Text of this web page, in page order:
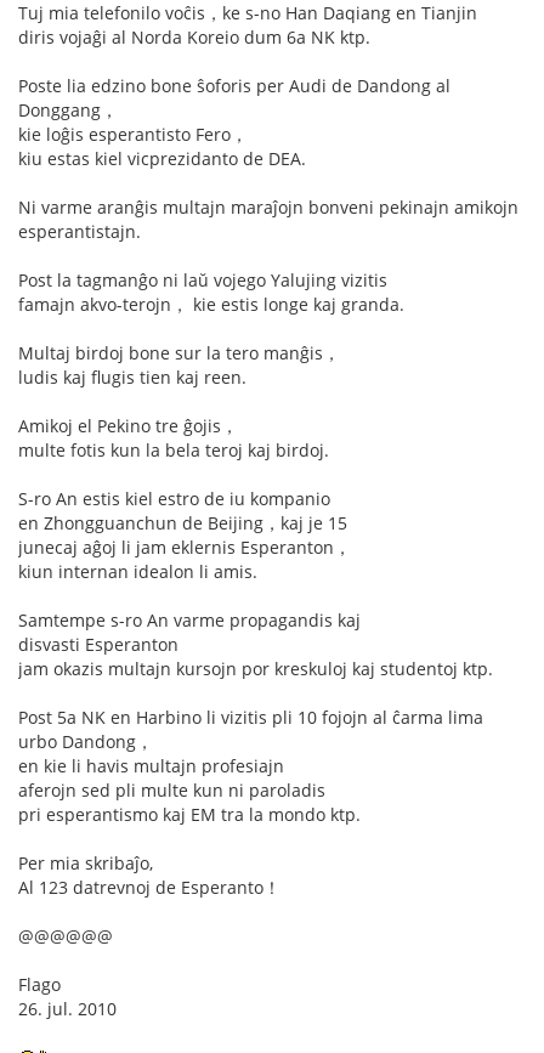
Tuj mia telefonilo voĉis，ke s-no Han Daqiang en Tianjin
diris vojaĝi al Norda Koreio dum 6a NK ktp.
Poste lia edzino bone ŝoforis per Audi de Dandong al
Donggang，
kie loĝis esperantisto Fero，
kiu estas kiel vicprezidanto de DEA.
Ni varme aranĝis multajn maraĵojn bonveni pekinajn amikojn
esperantistajn.
Post la tagmanĝo ni laŭ vojego Yalujing vizitis
famajn akvo-terojn， kie estis longe kaj granda.
Multaj birdoj bone sur la tero manĝis，
ludis kaj flugis tien kaj reen.
Amikoj el Pekino tre ĝojis，
multe fotis kun la bela teroj kaj birdoj.
S-ro An estis kiel estro de iu kompanio
en Zhongguanchun de Beijing，kaj je 15
junecaj aĝoj li jam eklernis Esperanton，
kiun internan idealon li amis.
Samtempe s-ro An varme propagandis kaj
disvasti Esperanton
jam okazis multajn kursojn por kreskuloj kaj studentoj ktp.
Post 5a NK en Harbino li vizitis pli 10 fojojn al ĉarma lima
urbo Dandong，
en kie li havis multajn profesiajn
aferojn sed pli multe kun ni paroladis
pri esperantismo kaj EM tra la mondo ktp.
Per mia skribaĵo,
Al 123 datrevnoj de Esperanto！
@@@@@@
Flago
26. jul. 2010